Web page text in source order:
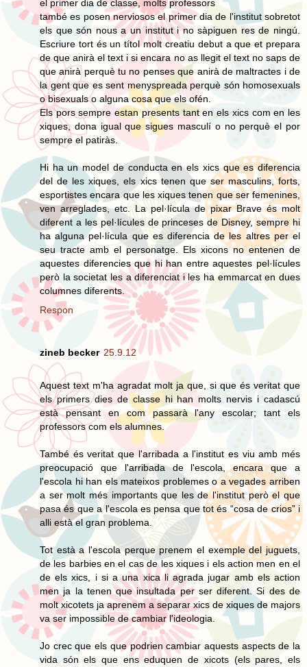
el primer dia de classe, molts professors
també es posen nerviosos el primer dia de l'institut sobretot
els que són nous a un institut i no sàpiguen res de ningú.
Escriure tort és un títol molt creatiu debut a que et prepara
de que anirà el text i si encara no as llegit el text no saps de
que anirà perquè tu no penses que anirà de maltractes i de
la gent que es sent menyspreada perquè són homosexuals
o bisexuals o alguna cosa que els ofén.
Els pors sempre estan presents tant en els xics com en les
xiques, dona igual que sigues masculí o no perquè el por
sempre el patiràs.
Hi ha un model de conducta en els xics que es diferencia
del de les xiques, els xics tenen que ser masculins, forts,
esportistes encara que les xiques tenen que ser femenines,
ven arreglades, etc. La pel·lícula de pixar Brave és molt
diferent a les pel·lícules de princeses de Disney, sempre hi
ha alguna pel·lícula que es diferencia de les altres per el
seu tracte amb el personatge. Els xicons no entenen de
aquestes diferencies que hi han entre aquestes pel·lícules
però la societat les a diferenciat i les ha emmarcat en dues
columnes diferents.
Respon
zineb becker 25.9.12
Aquest text m'ha agradat molt ja que, si que és veritat que
els primers dies de classe hi han molts nervis i cadascú
està pensant en com passarà l'any escolar; tant els
professors com els alumnes.
També és veritat que l'arribada a l'institut es viu amb més
preocupació que l'arribada de l'escola, encara que a
l'escola hi han els mateixos problemes o a vegades arriben
a ser molt més importants que les de l'institut però el que
pasa és que a l'escola es pensa que tot és “cosa de crios” i
alli està el gran problema.
Tot està a l'escola perque prenem el exemple del juguets,
de les barbies en el cas de les xiques i els action men en el
de els xics, i si a una xica li agrada jugar amb els action
men ja la tenen que insultada per ser diferent. Si des de
molt xicotets ja aprenem a separar xics de xiques de majors
va ser impossible de cambiar l'ideologia.
Jo crec que els que podrien cambiar aquests aspects de la
vida són els que ens eduquen de xicots (els pares, els